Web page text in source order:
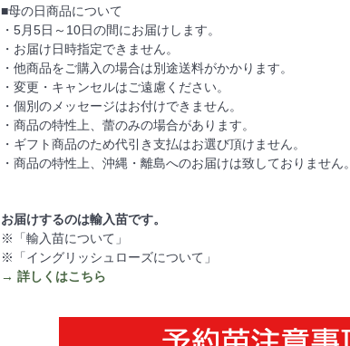
■母の日商品について
・5月5日～10日の間にお届けします。
・お届け日時指定できません。
・他商品をご購入の場合は別途送料がかかります。
・変更・キャンセルはご遠慮ください。
・個別のメッセージはお付けできません。
・商品の特性上、蕾のみの場合があります。
・ギフト商品のため代引き支払はお選び頂けません。
・商品の特性上、沖縄・離島へのお届けは致しておりません。
お届けするのは輸入苗です。
※「輸入苗について」
※「イングリッシュローズについて」
→ 詳しくはこちら